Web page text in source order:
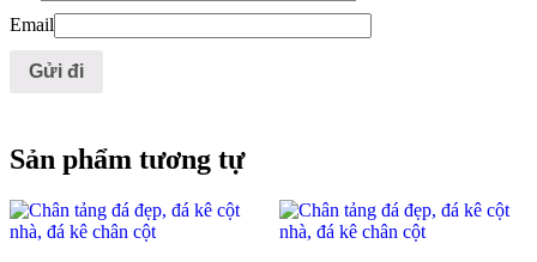
Email
Sản phẩm tương tự